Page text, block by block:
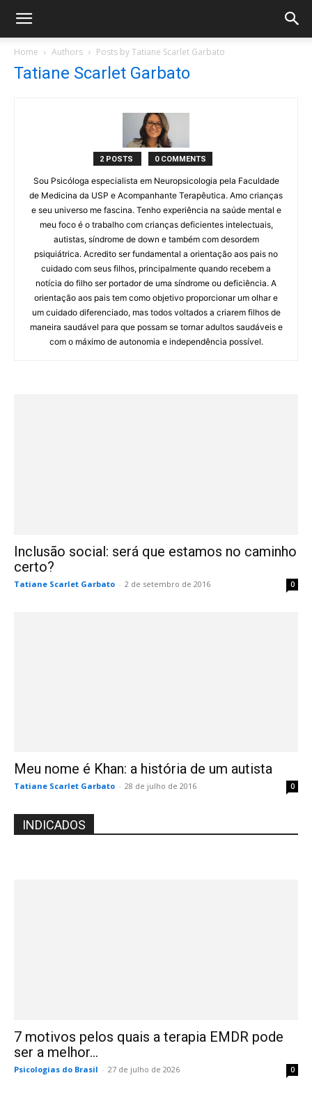
Home Authors Posts by Tatiane Scarlet Garbato
Tatiane Scarlet Garbato
2 POSTS 0 COMMENTS
Sou Psicóloga especialista em Neuropsicologia pela Faculdade
de Medicina da USP e Acompanhante Terapêutica. Amo crianças
e seu universo me fascina. Tenho experiência na saúde mental e
meu foco é o trabalho com crianças deficientes intelectuais,
autistas, síndrome de down e também com desordem
psiquiátrica. Acredito ser fundamental a orientação aos pais no
cuidado com seus filhos, principalmente quando recebem a
notícia do filho ser portador de uma síndrome ou deficiência. A
orientação aos pais tem como objetivo proporcionar um olhar e
um cuidado diferenciado, mas todos voltados a criarem filhos de
maneira saudável para que possam se tornar adultos saudáveis e
com o máximo de autonomia e independência possível.
Inclusão social: será que estamos no caminho
certo?
Tatiane Scarlet Garbato - 2 de setembro de 2016 0
Meu nome é Khan: a história de um autista
Tatiane Scarlet Garbato - 28 de julho de 2016 0
INDICADOS
7 motivos pelos quais a terapia EMDR pode
ser a melhor...
Psicologias do Brasil - 27 de julho de 2026 0